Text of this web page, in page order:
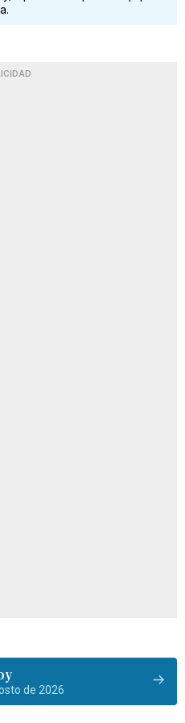
de 2026